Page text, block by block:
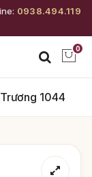
0938.494.119
0
1044